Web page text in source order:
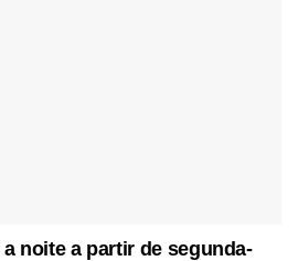
noite a partir de segunda-